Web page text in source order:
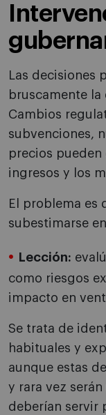
Las decisiones
bruscamente la
Cambios
subvenciones,
precios
ingresos y los
El problema es
subestimarse
Lección:
como riesgos
impacto en
Se trata de
habituales y
aunque estas
y rara vez
deberían servir